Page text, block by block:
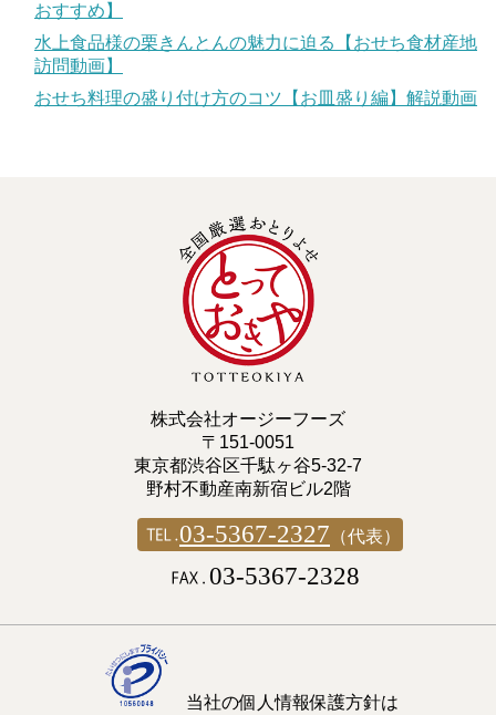
おすすめ】
水上食品様の栗きんとんの魅力に迫る【おせち食材産地
訪問動画】
おせち料理の盛り付け方のコツ【お皿盛り編】解説動画
株式会社オージーフーズ
〒151-0051
東京都渋谷区千駄ヶ谷5-32-7
野村不動産南新宿ビル2階
03-5367-2327 （代表）
03-5367-2328
当社の個人情報保護方針は